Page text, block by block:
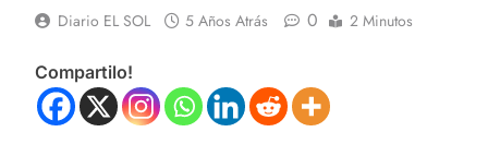
Diario EL SOL 5 Años Atrás 0 2 Minutos
Compartilo!